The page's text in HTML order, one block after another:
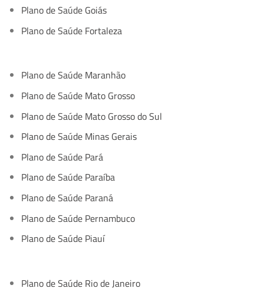
Plano de Saúde Goiás
Plano de Saúde Fortaleza
Plano de Saúde Maranhão
Plano de Saúde Mato Grosso
Plano de Saúde Mato Grosso do Sul
Plano de Saúde Minas Gerais
Plano de Saúde Pará
Plano de Saúde Paraíba
Plano de Saúde Paraná
Plano de Saúde Pernambuco
Plano de Saúde Piauí
Plano de Saúde Rio de Janeiro